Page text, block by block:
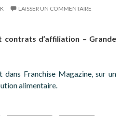
LAISSER UN COMMENTAIRE
d’affiliation – Grande
dans Franchise Magazine, sur un
alimentaire.